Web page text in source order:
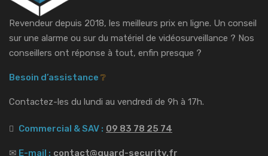
Revendeur depuis 2018, les meilleurs prix en ligne. Un conseil
sur une alarme ou sur du matériel de vidéosurveillance ? Nos
conseillers ont réponse à tout, enfin presque ?
Besoin d’assistance ❔
Contactez-les du lundi au vendredi de 9h à 17h.
Commercial & SAV : 09 83 78 25 74
✉ E-mail : contact@guard-security.fr